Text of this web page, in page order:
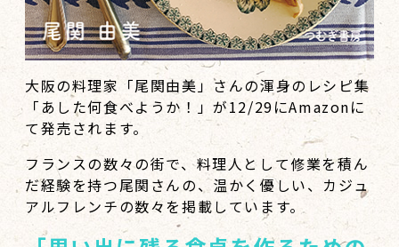
大阪の料理家「尾関由美」さんの渾身のレシピ集
「あした何食べようか！」が12/29にAmazonに
て発売されます。
フランスの数々の街で、料理人として修業を積ん
だ経験を持つ尾関さんの、温かく優しい、カジュ
アルフレンチの数々を掲載しています。